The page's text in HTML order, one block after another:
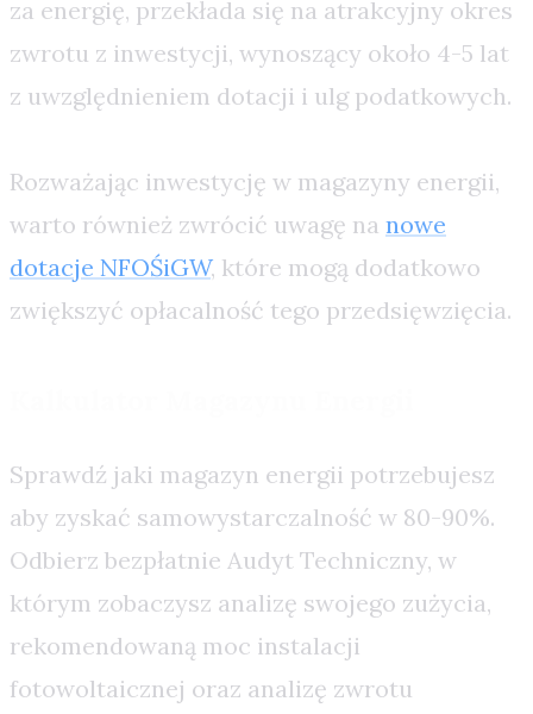
za energię, przekłada się na atrakcyjny okres
zwrotu z inwestycji, wynoszący około 4-5 lat
z uwzględnieniem dotacji i ulg podatkowych.
Rozważając inwestycję w magazyny energii,
warto również zwrócić uwagę na nowe
dotacje NFOŚiGW, które mogą dodatkowo
zwiększyć opłacalność tego przedsięwzięcia.
Sprawdź jaki magazyn energii potrzebujesz
aby zyskać samowystarczalność w 80-90%.
Odbierz bezpłatnie Audyt Techniczny, w
którym zobaczysz analizę swojego zużycia,
rekomendowaną moc instalacji
fotowoltaicznej oraz analizę zwrotu